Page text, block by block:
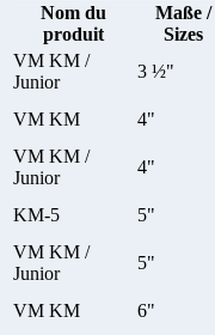
Nom du
produit
Maße /
Sizes
VM KM /
Junior
3 ½"
VM KM
4"
VM KM /
Junior
4"
KM-5
5"
VM KM /
Junior
5"
VM KM
6"